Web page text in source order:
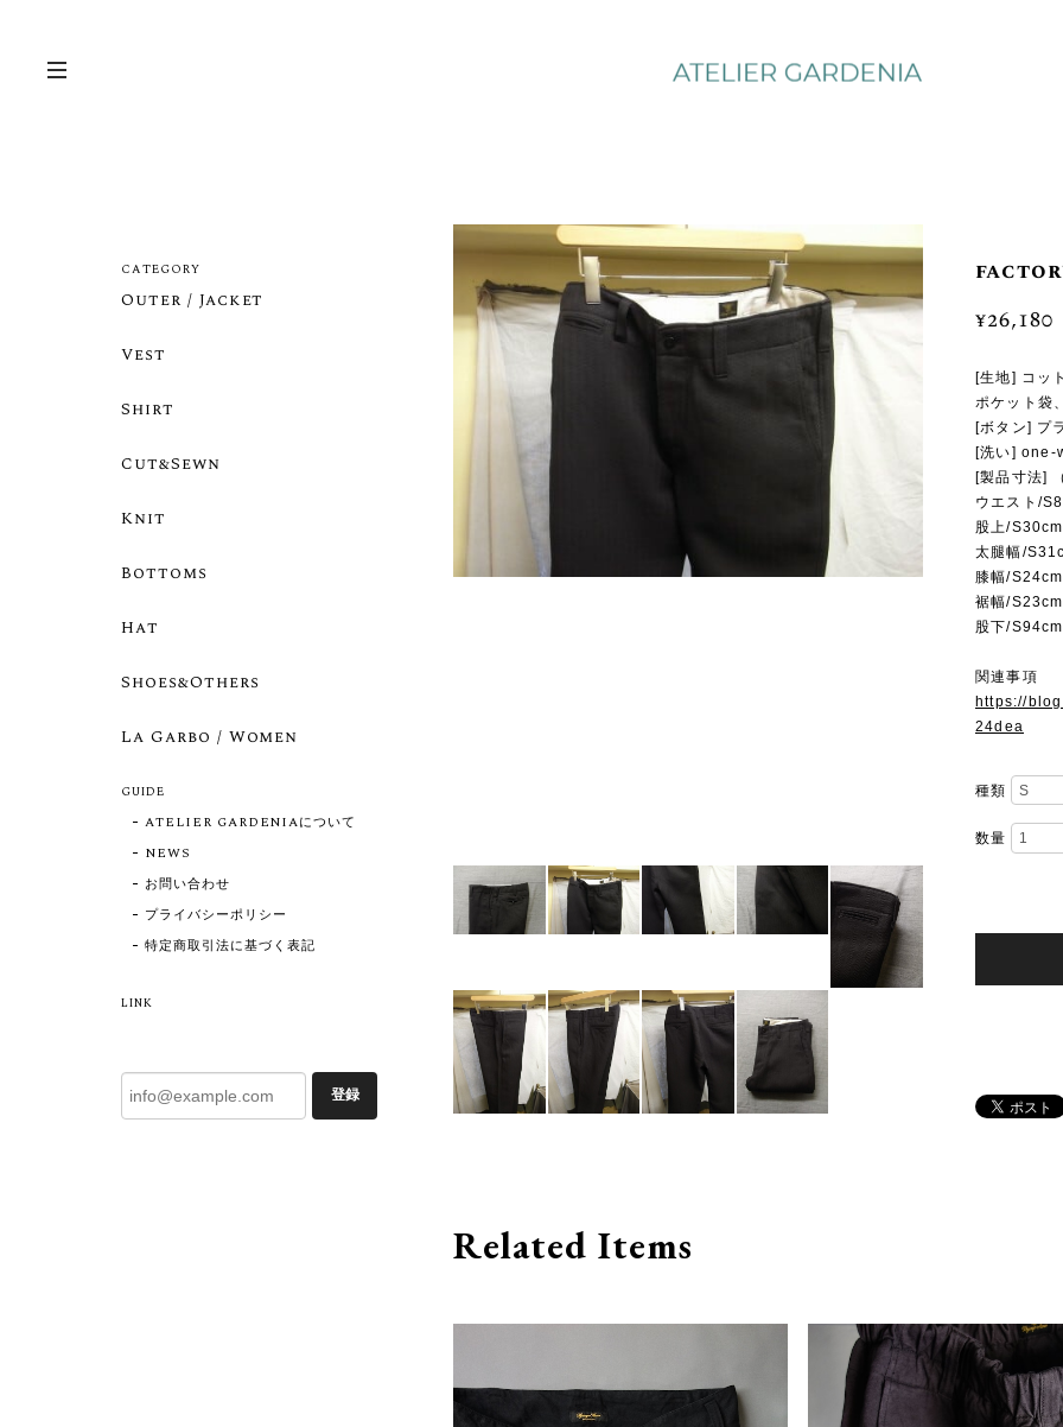
¥26,180
[生地] コッ
ポケット袋
[ボタン] プ
[洗い] one-
[製品寸法]
ウエスト/
股上/
太腿幅/
膝幅/
裾幅/
股下/
関連事項
https://
24dea
種類
数量
Related Items
CATEGORY
Outer / Jacket
Vest
Shirt
Cut&Sewn
Knit
Bottoms
Hat
Shoes&Others
La Garbo / Women
GUIDE
ATELIER GARDENIAについて
NEWS
お問い合わせ
プライバシーポリシー
特定商取引法に基づく表記
LINK
登録